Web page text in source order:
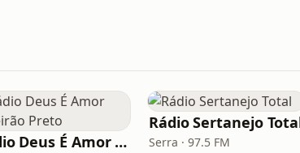
Rádio Deus É Amor Ribeirão Preto
Rádio Sertanejo
Serra · 97.5 FM